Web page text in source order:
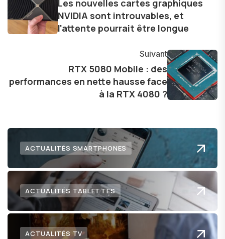
dans le paysage technologique en constante
évolution.
Les nouvelles cartes graphiques
NVIDIA sont introuvables, et
l'attente pourrait être longue
Suivant
RTX 5080 Mobile : des
performances en nette hausse face
à la RTX 4080 ?
ACTUALITÉS SMARTPHONES
ACTUALITÉS TABLETTES
ACTUALITÉS TV